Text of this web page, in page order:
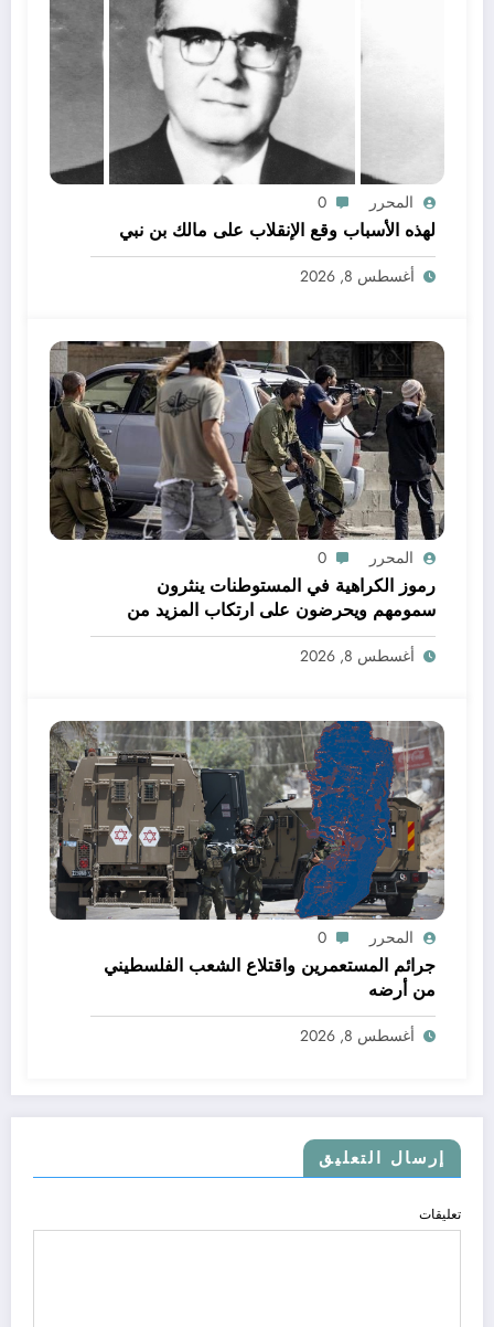
المحرر 0
لهذه الأسباب وقع الإنقلاب على مالك بن نبي
أغسطس 8, 2026
المحرر 0
رموز الكراهية في المستوطنات ينثرون
سمومهم ويحرضون على ارتكاب المزيد من
الجرائم
أغسطس 8, 2026
المحرر 0
جرائم المستعمرين واقتلاع الشعب الفلسطيني
من أرضه
أغسطس 8, 2026
إرسال التعليق
تعليقات